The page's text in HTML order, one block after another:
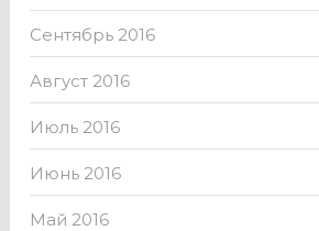
Сентябрь 2016
Август 2016
Июль 2016
Июнь 2016
Май 2016